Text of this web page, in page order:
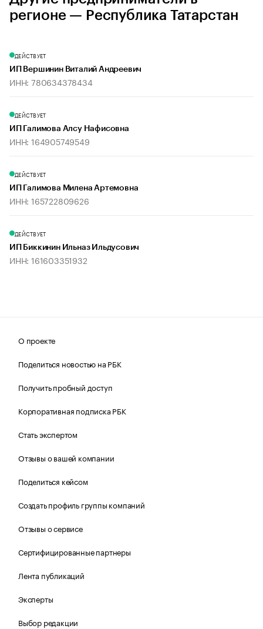
регионе — Республика Татарстан
ДЕЙСТВУЕТ
ИП Вершинин Виталий Андреевич
ИНН: 780634378434
ДЕЙСТВУЕТ
ИП Галимова Алсу Нафисовна
ИНН: 164905749549
ДЕЙСТВУЕТ
ИП Галимова Милена Артемовна
ИНН: 165722809626
ДЕЙСТВУЕТ
ИП Биккинин Ильназ Ильдусович
ИНН: 161603351932
О проекте
Поделиться новостью на РБК
Получить пробный доступ
Корпоративная подписка РБК
Стать экспертом
Отзывы о вашей компании
Поделиться кейсом
Создать профиль группы компаний
Отзывы о сервисе
Сертифицированные партнеры
Лента публикаций
Эксперты
Выбор редакции